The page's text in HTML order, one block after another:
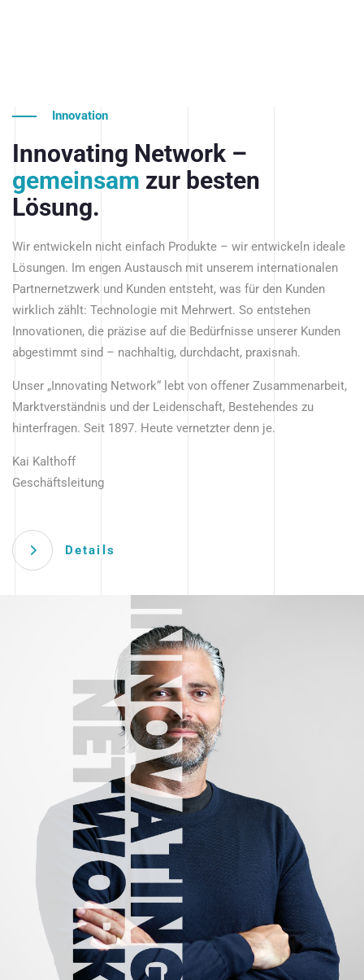
Innovation
Innovating Network –
gemeinsam zur besten
Lösung.
Wir entwickeln nicht einfach Produkte – wir entwickeln ideale
Lösungen. Im engen Austausch mit unserem internationalen
Partnernetzwerk und Kunden entsteht, was für den Kunden
wirklich zählt: Technologie mit Mehrwert. So entstehen
Innovationen, die präzise auf die Bedürfnisse unserer Kunden
abgestimmt sind – nachhaltig, durchdacht, praxisnah.
Unser „Innovating Network“ lebt von offener Zusammenarbeit,
Marktverständnis und der Leidenschaft, Bestehendes zu
hinterfragen. Seit 1897. Heute vernetzter denn je.
Kai Kalthoff
Geschäftsleitung
Details